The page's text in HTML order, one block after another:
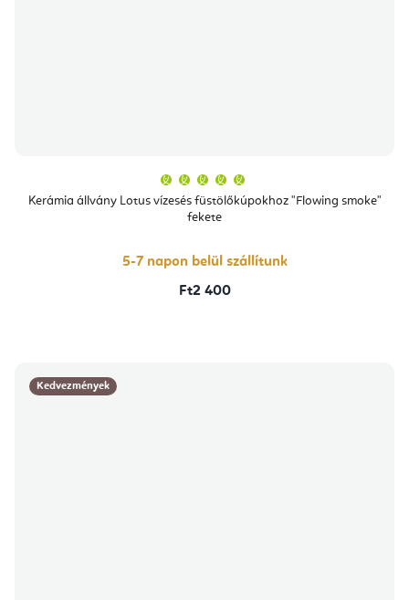
Kerámia állvány Lotus vízesés füstölőkúpokhoz "Flowing smoke"
fekete
átlagos
értékelése
csillag.
5-7 napon belül szállítunk
Ft2 400
Kedvezmények